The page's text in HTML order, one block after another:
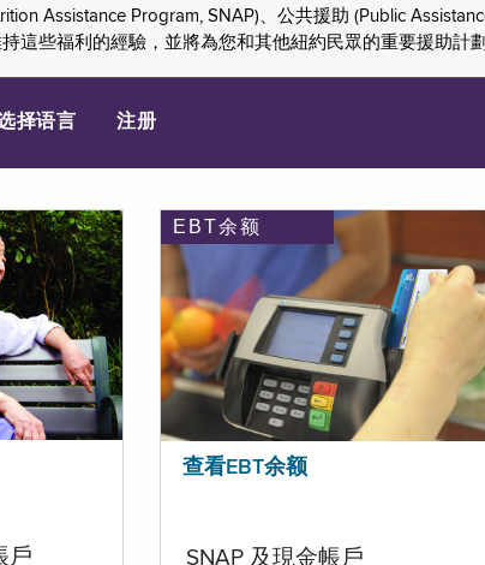
Assistance Program, SNAP)、公共援助 (Public
這些福利的經驗，並將為您和其他紐約民眾的重要援助計
择语言 注册
戶
EBT余额
查看EBT余额
SNAP 及現金帳戶